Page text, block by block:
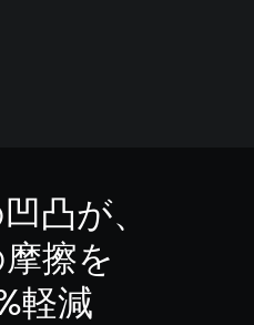
凸が、
擦を
軽減